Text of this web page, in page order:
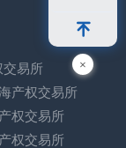
交易所
海产权交易所
权交易所
权交易所
×